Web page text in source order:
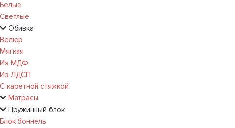
Белые
Светлые
Обивка
Велюр
Мягкая
Из МДФ
Из ЛДСП
С каретной стяжкой
Матрасы
Пружинный блок
Блок боннель